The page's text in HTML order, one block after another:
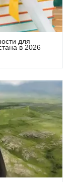
для
в 2026